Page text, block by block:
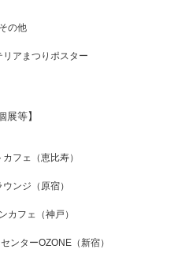
その他
リアまつりポスター
展等】
フェ（恵比寿）
ンジ（原宿）
カフェ（神戸）
ンターOZONE（新宿）